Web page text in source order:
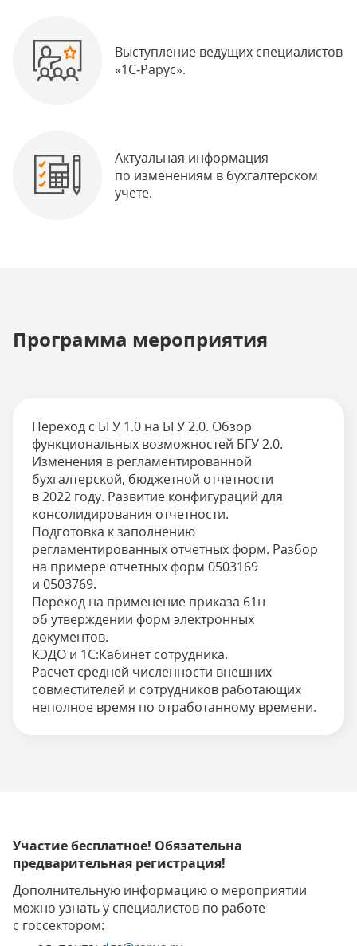
Выступление ведущих специалистов
«1С‑Рарус».
Актуальная информация
по изменениям в бухгалтерском
учете.
Программа мероприятия
Переход с БГУ 1.0 на БГУ 2.0. Обзор
функциональных возможностей БГУ 2.0.
Изменения в регламентированной
бухгалтерской, бюджетной отчетности
в 2022 году. Развитие конфигураций для
консолидирования отчетности.
Подготовка к заполнению
регламентированных отчетных форм. Разбор
на примере отчетных форм 0503169
и 0503769.
Переход на применение приказа 61н
об утверждении форм электронных
документов.
КЭДО и 1С:Кабинет сотрудника.
Расчет средней численности внешних
совместителей и сотрудников работающих
неполное время по отработанному времени.
Участие бесплатное! Обязательна
предварительная регистрация!
Дополнительную информацию о мероприятии
можно узнать у специалистов по работе
с госсектором: